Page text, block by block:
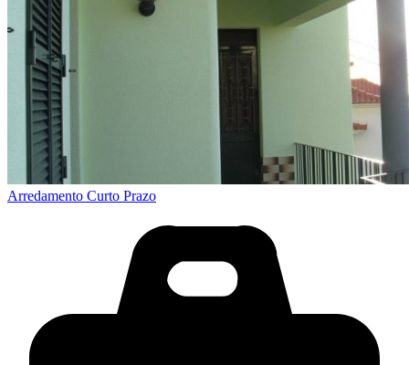
Arredamento Curto Prazo